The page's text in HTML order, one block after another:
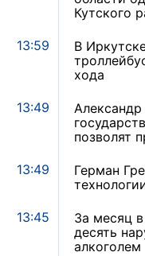
Кутского
13:59
В
хода
13:49
позволят
13:49
Герман
13:45
За месяц
десять
алкоголем